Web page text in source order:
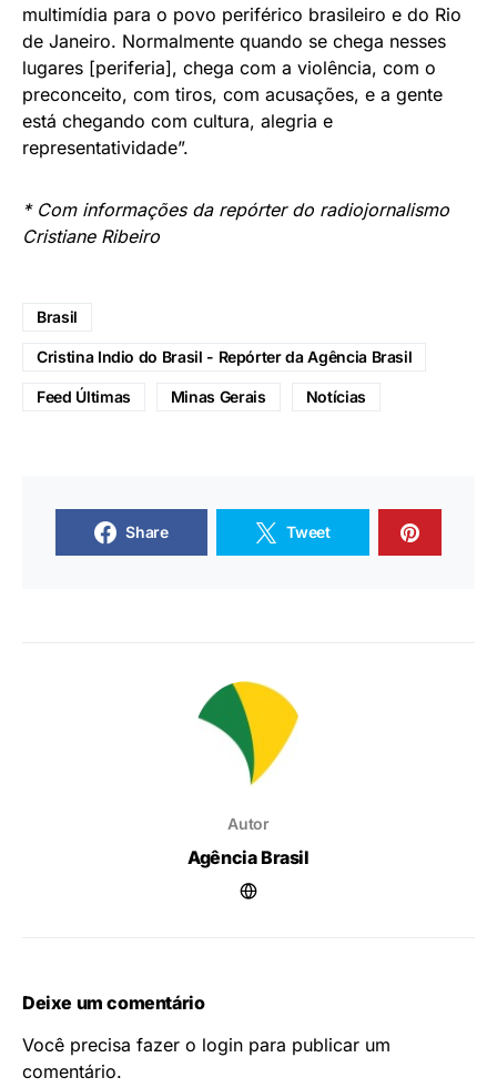
multimídia para o povo periférico brasileiro e do Rio
de Janeiro. Normalmente quando se chega nesses
lugares [periferia], chega com a violência, com o
preconceito, com tiros, com acusações, e a gente
está chegando com cultura, alegria e
representatividade”.
* Com informações da repórter do radiojornalismo
Cristiane Ribeiro
Brasil
Cristina Indio do Brasil - Repórter da Agência Brasil
Feed Últimas Minas Gerais Notícias
Share Tweet
Autor
Agência Brasil
Deixe um comentário
Você precisa fazer o login para publicar um
comentário.